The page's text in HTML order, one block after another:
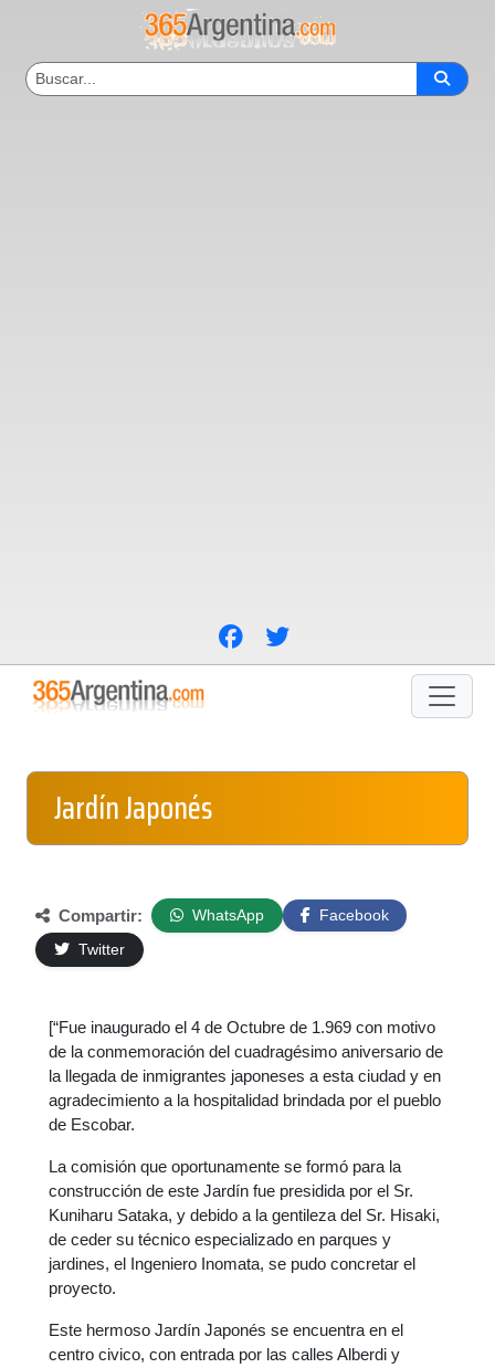
Jardín Japonés
Compartir: WhatsApp
Facebook
Twitter
[“Fue inaugurado el 4 de Octubre de 1.969 con motivo
de la conmemoración del cuadragésimo aniversario de
la llegada de inmigrantes japoneses a esta ciudad y en
agradecimiento a la hospitalidad brindada por el pueblo
de Escobar.
La comisión que oportunamente se formó para la
construcción de este Jardín fue presidida por el Sr.
Kuniharu Sataka, y debido a la gentileza del Sr. Hisaki,
de ceder su técnico especializado en parques y
jardines, el Ingeniero Inomata, se pudo concretar el
proyecto.
Este hermoso Jardín Japonés se encuentra en el
centro civico, con entrada por las calles Alberdi y